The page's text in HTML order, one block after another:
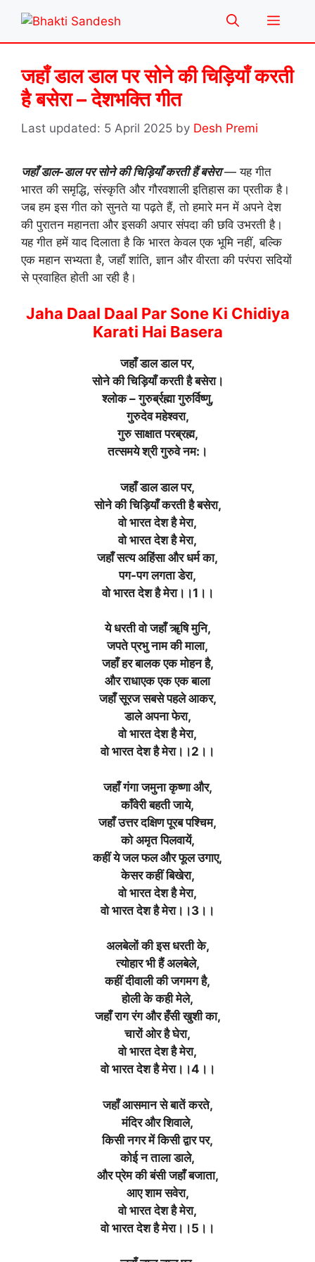
content
Menu
जहाँ डाल डाल पर सोने की चिड़ियाँ करती
है बसेरा – देशभक्ति गीत
5 April 2025 by Desh Premi
जहाँ डाल-डाल पर सोने की चिड़ियाँ करती हैं बसेरा— यह गीत
भारत की समृद्धि, संस्कृति और गौरवशाली इतिहास का प्रतीक है।
जब हम इस गीत को सुनते या पढ़ते हैं, तो हमारे मन में अपने देश
की पुरातन महानता और इसकी अपार संपदा की छवि उभरती है।
यह गीत हमें याद दिलाता है कि भारत केवल एक भूमि नहीं, बल्कि
एक महान सभ्यता है, जहाँ शांति, ज्ञान और वीरता की परंपरा सदियों
से प्रवाहित होती आ रही है।
Jaha Daal Daal Par Sone Ki Chidiya
Karati Hai Basera
जहाँ डाल डाल पर,
सोने की चिड़ियाँ करती है बसेरा।
श्लोक – गुरुर्ब्रह्मा गुरुर्विष्णु,
गुरुदेव महेश्वरा,
गुरु साक्षात परब्रह्म,
तत्समये श्री गुरुवे नम:।
जहाँ डाल डाल पर,
सोने की चिड़ियाँ करती है बसेरा,
वो भारत देश है मेरा,
वो भारत देश है मेरा,
जहाँ सत्य अहिंसा और धर्म का,
पग-पग लगता डेरा,
वो भारत देश है मेरा।।1।।
ये धरती वो जहाँ ॠषि मुनि,
जपते प्रभु नाम की माला,
जहाँ हर बालक एक मोहन है,
और राधाएक एक एक बाला
जहाँ सूरज सबसे पहले आकर,
डाले अपना फेरा,
वो भारत देश है मेरा,
वो भारत देश है मेरा।।2।।
जहाँ गंगा जमुना कृष्णा और,
काँवेरी बहती जाये,
जहाँ उत्तर दक्षिण पूरब पश्चिम,
को अमृत पिलवायें,
कहीं ये जल फल और फूल उगाए,
केसर कहीं बिखेरा,
वो भारत देश है मेरा,
वो भारत देश है मेरा।।3।।
अलबेलों की इस धरती के,
त्योहार भी हैं अलबेले,
कहीं दीवाली की जगमग है,
होली के कही मेले,
जहाँ राग रंग और हँसी खुशी का,
चारों ओर है घेरा,
वो भारत देश है मेरा,
वो भारत देश है मेरा।।4।।
जहाँ आसमान से बातें करते,
मंदिर और शिवाले,
किसी नगर में किसी द्वार पर,
कोई न ताला डाले,
और प्रेम की बंसी जहाँ बजाता,
आए शाम सवेरा,
वो भारत देश है मेरा,
वो भारत देश है मेरा।।5।।